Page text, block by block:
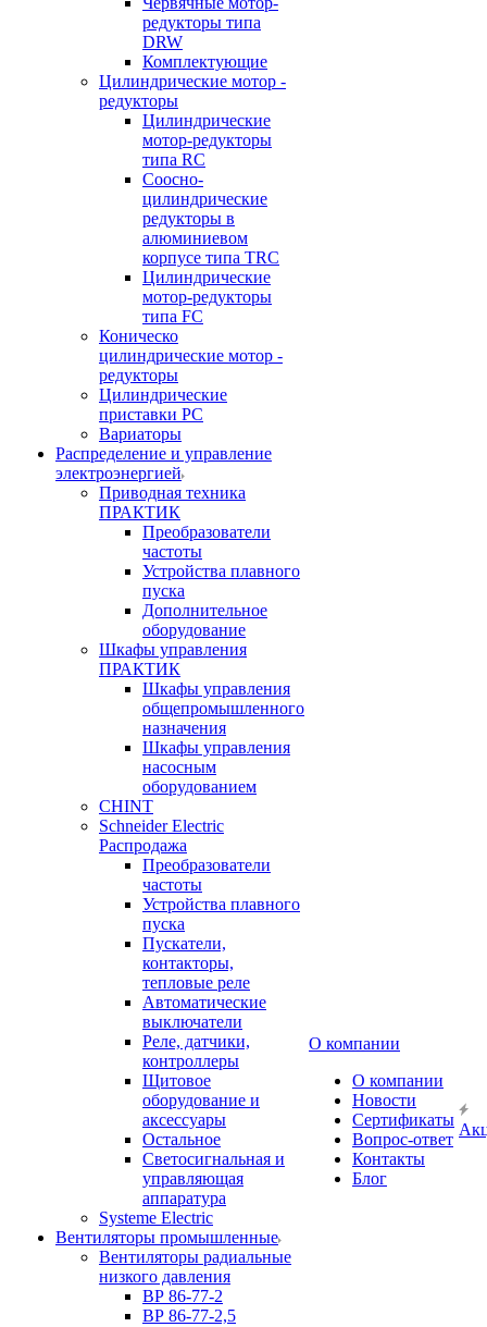
редукторы типа
DRW
Комплектующие
Цилиндрические мотор -
редукторы
Цилиндрические
мотор-редукторы
типа RC
Соосно-
цилиндрические
редукторы в
алюминиевом
корпусе типа TRC
Цилиндрические
мотор-редукторы
типа FC
Коническо
цилиндрические мотор -
редукторы
Цилиндрические
приставки PC
Вариаторы
Распределение и управление
электроэнергией
Приводная техника
ПРАКТИК
Преобразователи
частоты
Устройства плавного
пуска
Дополнительное
оборудование
Шкафы управления
ПРАКТИК
Шкафы управления
общепромышленного
назначения
Шкафы управления
насосным
оборудованием
CHINT
Schneider Electric
Распродажа
Преобразователи
частоты
Устройства плавного
пуска
Пускатели,
контакторы,
тепловые реле
Автоматические
выключатели
Реле, датчики,
контроллеры
Щитовое
оборудование и
аксессуары
Остальное
Светосигнальная и
управляющая
аппаратура
Systeme Electric
Вентиляторы промышленные
Вентиляторы радиальные
низкого давления
ВР 86-77-2
ВР 86-77-2,5
О компании
О компании
Новости
Сертификаты
Вопрос-ответ
Контакты
Блог